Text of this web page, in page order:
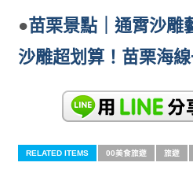
●苗栗景點｜通霄沙雕
沙雕超划算！苗栗海線
RELATED ITEMS 00美食旅遊 旅遊